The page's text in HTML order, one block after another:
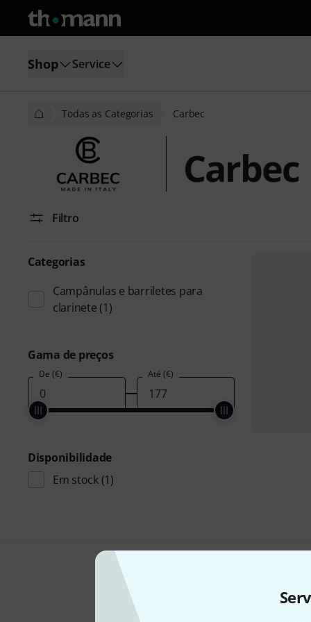
Shop Service
Todas as Categorias Carbec
Carbec
Filtro
Categorias
Campânulas e barriletes para
clarinete (1)
Gama de preços
De (€) Até (€)
Disponibilidade
Em stock(1)